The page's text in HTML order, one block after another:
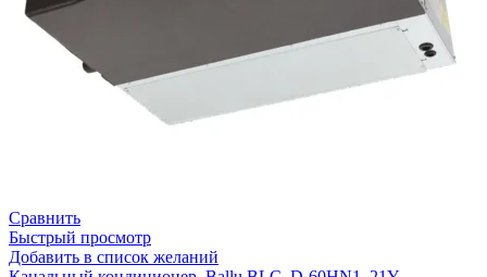
Сравнить
Быстрый просмотр
Добавить в список желаний